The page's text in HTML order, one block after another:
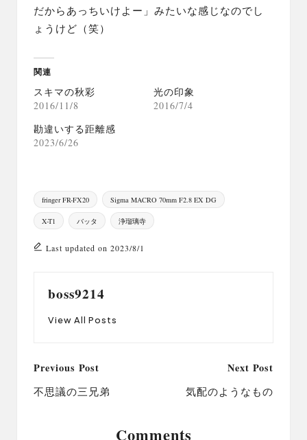
だからあっちいけよー」みたいな感じなのでし
ょうけど（笑）
関連
スキマの秋彩
2016/11/8
光の印象
2016/7/4
勘違いする距離感
2023/6/26
Tags:
fringer FR-FX20 Sigma MACRO 70mm F2.8 EX DG
X-T1 バッタ 浄瑠璃寺
Last updated on 2023/8/1
boss9214
View All Posts
Post
navigation
Previous Post
不思議の三兄弟
Next Post
気配のようなもの
Comments